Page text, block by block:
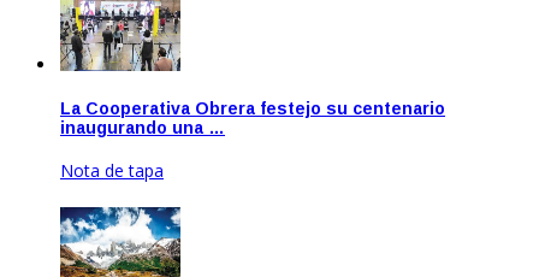
La Cooperativa Obrera festejo su centenario
inaugurando una …
Nota de tapa